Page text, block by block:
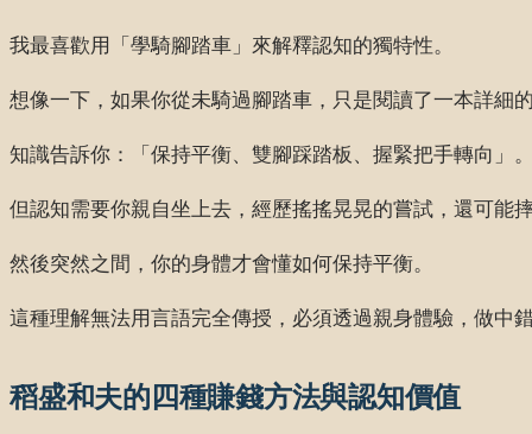
我最喜歡用「學騎腳踏車」來解釋認知的獨特性。
想像一下，如果你從未騎過腳踏車，只是閱讀了一本詳細
知識告訴你：「保持平衡、雙腳踩踏板、握緊把手轉向」
但認知需要你親自坐上去，經歷搖搖晃晃的嘗試，還可能摔
然後突然之間，你的身體才會懂如何保持平衡。
這種理解無法用言語完全傳授，必須透過親身體驗，做中
稻盛和夫的四種賺錢方法與認知價值